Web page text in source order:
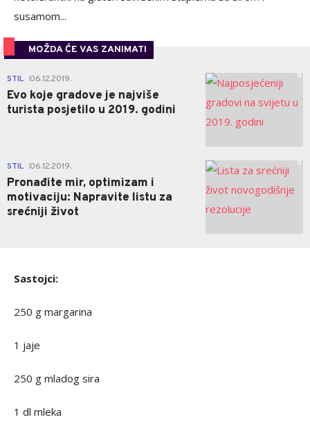
susamom...
MOŽDA ĆE VAS ZANIMATI
STIL 06.12.2019.
Evo koje gradove je najviše
turista posjetilo u 2019. godini
0
STIL 06.12.2019.
Pronađite mir, optimizam i
motivaciju: Napravite listu za
srećniji život
0
Sastojci:
250 g margarina
1 jaje
250 g mladog sira
1 dl mleka